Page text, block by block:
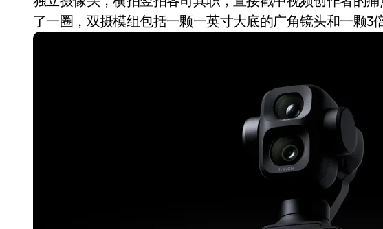
维修店最怕的“作死”操作：把手机塞冰箱，你中招
从“卖电视”到“定规则”：海信拿下RGB-Mini LED全球
对不起胖东来，我先不学了——永辉的“休克疗法”宣
国际首次！中国钙钛矿探测器太空“开箱”，一边探测
小米涨价！K90跳上3099，小米17标准版逼近4800
长鑫上市只是开胃菜：合肥正在下一盘你看不懂的大
耳机低音像白开水？90%的人第一步就做错了
了一圈，双摄模组包括一颗一英寸大底的广角镜头和一颗3